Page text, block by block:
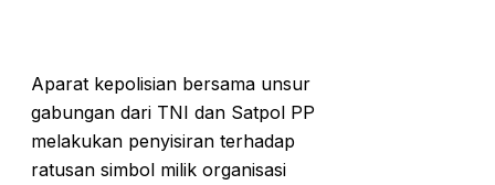
Aparat kepolisian bersama unsur
gabungan dari TNI dan Satpol PP
melakukan penyisiran terhadap
ratusan simbol milik organisasi